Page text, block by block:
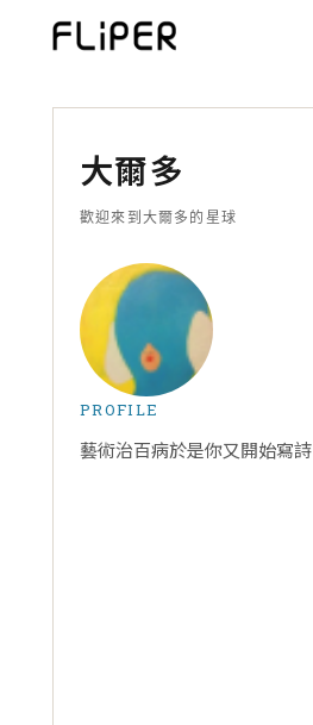
大爾多
歡迎來到大爾多的星球
PROFILE
藝術治百病於是你又開始寫詩